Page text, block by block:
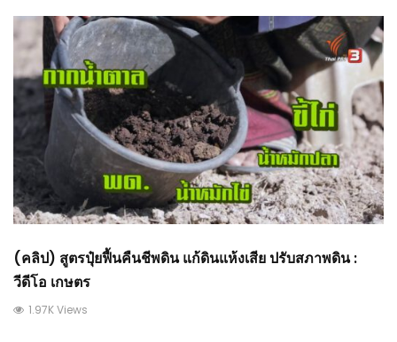
(คลิป) สูตรปุ๋ยฟื้นคืนชีพดิน แก้ดินแห้งเสีย ปรับสภาพดิน :
วีดีโอ เกษตร
1.97K Views